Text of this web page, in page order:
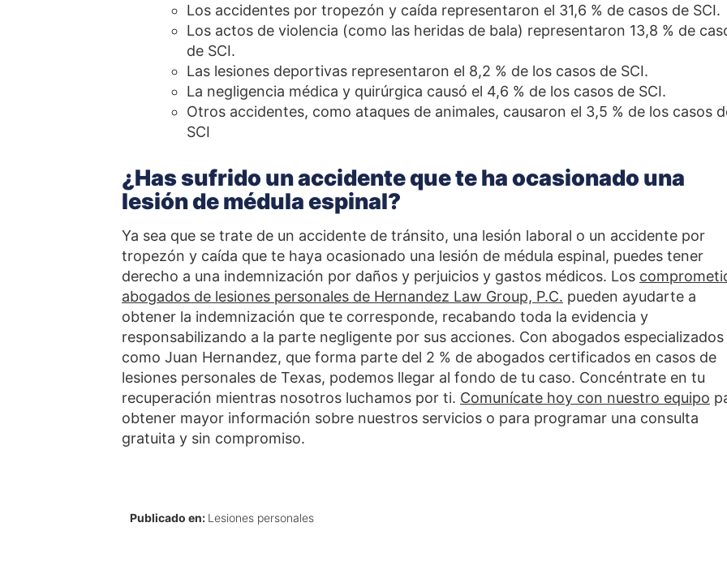
Los accidentes por tropezón y caída representaron el 31,6 % de casos de SCI.
Los actos de violencia (como las heridas de bala) representaron 13,8 % de
de SCI.
Las lesiones deportivas representaron el 8,2 % de los casos de SCI.
La negligencia médica y quirúrgica causó el 4,6 % de los casos de SCI.
Otros accidentes, como ataques de animales, causaron el 3,5 % de los casos
SCI
¿Has sufrido un accidente que te ha ocasionado una
lesión de médula espinal?
Ya sea que se trate de un accidente de tránsito, una lesión laboral o un accidente por
tropezón y caída que te haya ocasionado una lesión de médula espinal, puedes tener
derecho a una indemnización por daños y perjuicios y gastos médicos. Los
abogados de lesiones personales de Hernandez Law Group, P.C. pueden ayudarte a
obtener la indemnización que te corresponde, recabando toda la evidencia y
responsabilizando a la parte negligente por sus acciones. Con abogados especializados
como Juan Hernandez, que forma parte del 2 % de abogados certificados en casos de
lesiones personales de Texas, podemos llegar al fondo de tu caso. Concéntrate en tu
recuperación mientras nosotros luchamos por ti. Comunícate hoy con nuestro equipo
obtener mayor información sobre nuestros servicios o para programar una consulta
gratuita y sin compromiso.
Publicado en: Lesiones personales